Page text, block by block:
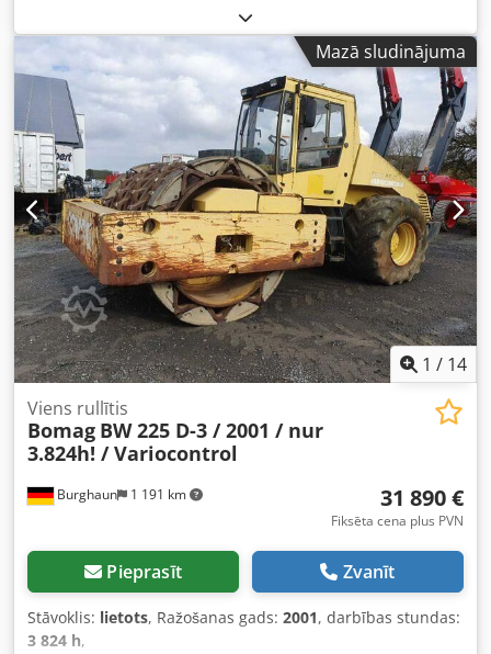
Mazā sludinājuma
1 / 14
Burghaun 1 191 km
Viens rullītis
Bomag BW 225 D-3 / 2001 / nur
3.824h! / Variocontrol
31 890 €
Fiksēta cena plus PVN
Pieprasīt Zvanīt
Stāvoklis: lietots, Ražošanas gads: 2001, darbības stundas:
3 824 h,